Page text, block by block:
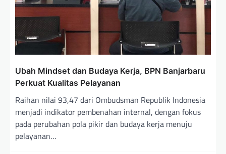
Ubah Mindset dan Budaya Kerja, BPN Banjarbaru
Perkuat Kualitas Pelayanan
Raihan nilai 93,47 dari Ombudsman Republik Indonesia
menjadi indikator pembenahan internal, dengan fokus
pada perubahan pola pikir dan budaya kerja menuju
pelayanan…